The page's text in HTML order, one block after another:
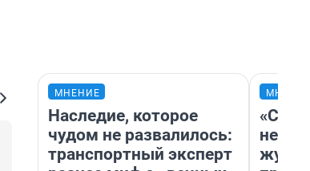
МНЕНИЕ
Наследие, которое
чудом не развалилось:
транспортный эксперт